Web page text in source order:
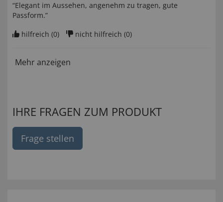
“Elegant im Aussehen, angenehm zu tragen, gute
Passform.”
hilfreich (0) nicht hilfreich (0)
Mehr anzeigen
IHRE FRAGEN ZUM PRODUKT
Frage stellen